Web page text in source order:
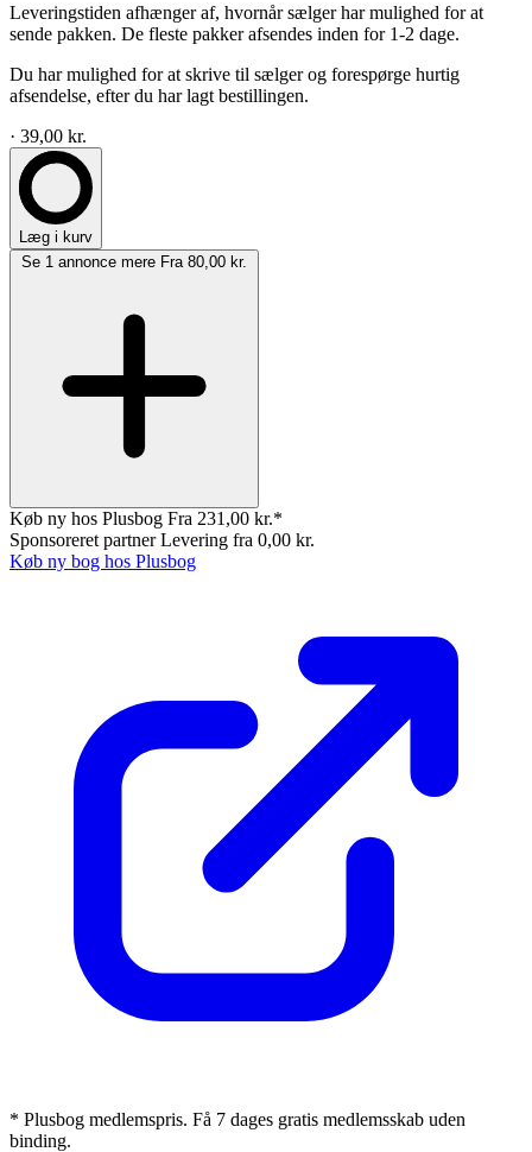
Leveringstiden afhænger af, hvornår sælger har mulighed for at
sende pakken. De fleste pakker afsendes inden for 1-2 dage.
Du har mulighed for at skrive til sælger og forespørge hurtig
afsendelse, efter du har lagt bestillingen.
· 39,00 kr.
Læg i kurv
Se 1 annonce mere Fra 80,00 kr.
Køb ny hos Plusbog Fra 231,00 kr.*
Sponsoreret partnerLevering fra 0,00 kr.
Køb ny bog hos Plusbog
* Plusbog medlemspris. Få 7 dages gratis medlemsskab uden
binding.